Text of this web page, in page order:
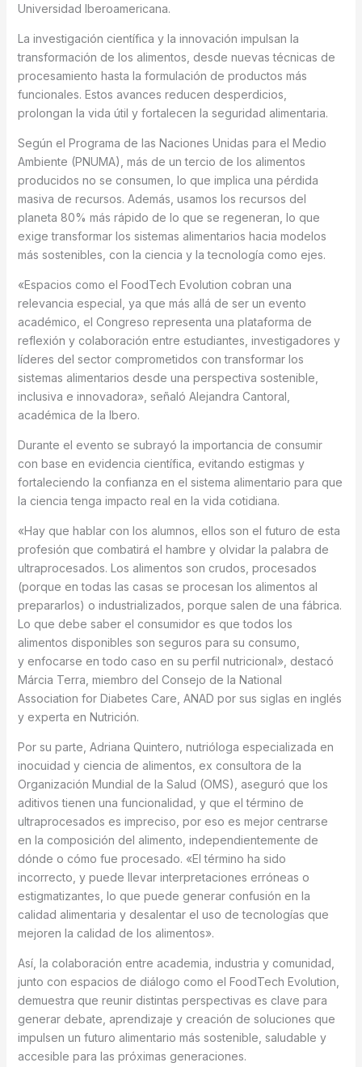
Universidad Iberoamericana.
La investigación científica y la innovación impulsan la
transformación de los alimentos, desde nuevas técnicas de
procesamiento hasta la formulación de productos más
funcionales. Estos avances reducen desperdicios,
prolongan la vida útil y fortalecen la seguridad alimentaria.
Según el Programa de las Naciones Unidas para el Medio
Ambiente (PNUMA), más de un tercio de los alimentos
producidos no se consumen, lo que implica una pérdida
masiva de recursos. Además, usamos los recursos del
planeta 80% más rápido de lo que se regeneran, lo que
exige transformar los sistemas alimentarios hacia modelos
más sostenibles, con la ciencia y la tecnología como ejes.
«Espacios como el FoodTech Evolution cobran una
relevancia especial, ya que más allá de ser un evento
académico, el Congreso representa una plataforma de
reflexión y colaboración entre estudiantes, investigadores y
líderes del sector comprometidos con transformar los
sistemas alimentarios desde una perspectiva sostenible,
inclusiva e innovadora», señaló Alejandra Cantoral,
académica de la Ibero.
Durante el evento se subrayó la importancia de consumir
con base en evidencia científica, evitando estigmas y
fortaleciendo la confianza en el sistema alimentario para que
la ciencia tenga impacto real en la vida cotidiana.
«Hay que hablar con los alumnos, ellos son el futuro de esta
profesión que combatirá el hambre y olvidar la palabra de
ultraprocesados. Los alimentos son crudos, procesados
(porque en todas las casas se procesan los alimentos al
prepararlos) o industrializados, porque salen de una fábrica.
Lo que debe saber el consumidor es que todos los
alimentos disponibles son seguros para su consumo,
y enfocarse en todo caso en su perfil nutricional», destacó
Márcia Terra, miembro del Consejo de la National
Association for Diabetes Care, ANAD por sus siglas en inglés
y experta en Nutrición.
Por su parte, Adriana Quintero, nutrióloga especializada en
inocuidad y ciencia de alimentos, ex consultora de la
Organización Mundial de la Salud (OMS), aseguró que los
aditivos tienen una funcionalidad, y que el término de
ultraprocesados es impreciso, por eso es mejor centrarse
en la composición del alimento, independientemente de
dónde o cómo fue procesado. «El término ha sido
incorrecto, y puede llevar interpretaciones erróneas o
estigmatizantes, lo que puede generar confusión en la
calidad alimentaria y desalentar el uso de tecnologías que
mejoren la calidad de los alimentos».
Así, la colaboración entre academia, industria y comunidad,
junto con espacios de diálogo como el FoodTech Evolution,
demuestra que reunir distintas perspectivas es clave para
generar debate, aprendizaje y creación de soluciones que
impulsen un futuro alimentario más sostenible, saludable y
accesible para las próximas generaciones.